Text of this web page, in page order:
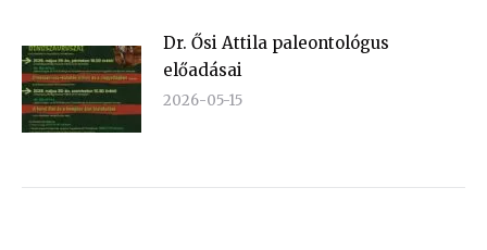
Dr. Ősi Attila paleontológus
előadásai
2026-05-15